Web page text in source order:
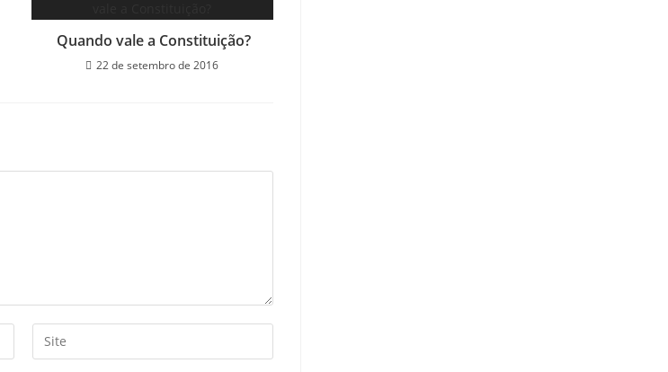
Quando vale a Constituição?
22 de setembro de 2016